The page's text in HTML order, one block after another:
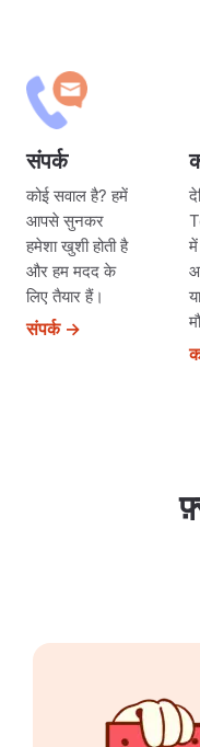
संपर्क
कोई सवाल है? हमें
आपसे सुनकर
हमेशा खुशी होती है
और हम मदद के
लिए तैयार हैं।
संपर्क →
में